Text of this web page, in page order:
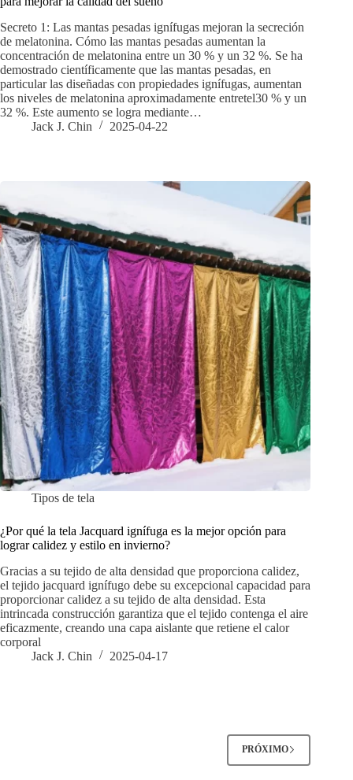
Secreto 1: Las mantas pesadas ignífugas mejoran la secreción
de melatonina. Cómo las mantas pesadas aumentan la
concentración de melatonina entre un 30 % y un 32 %. Se ha
demostrado científicamente que las mantas pesadas, en
particular las diseñadas con propiedades ignífugas, aumentan
los niveles de melatonina aproximadamente entretel30 % y un
32 %. Este aumento se logra mediante…
Jack J. Chin
2025-04-22
Tipos de tela
¿Por qué la tela Jacquard ignífuga es la mejor opción para
lograr calidez y estilo en invierno?
Gracias a su tejido de alta densidad que proporciona calidez,
el tejido jacquard ignífugo debe su excepcional capacidad para
proporcionar calidez a su tejido de alta densidad. Esta
intrincada construcción garantiza que el tejido contenga el aire
eficazmente, creando una capa aislante que retiene el calor
corporal
Jack J. Chin
2025-04-17
PRÓXIMO